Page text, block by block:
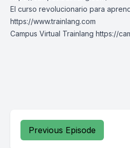
El curso revolucionario para
https://www.trainlang.com
Campus Virtual Trainlang https://
Previous Episode